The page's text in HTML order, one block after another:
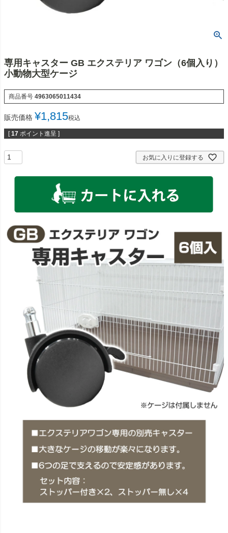
専用キャスター GB エクステリア ワゴン（6個入り）
小動物大型ケージ
商品番号 4963065011434
販売価格 ¥1,815税込
[ 17 ポイント進呈 ]
お気に入りに登録する